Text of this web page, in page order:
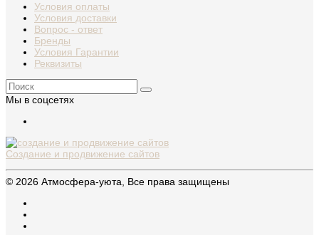
Условия оплаты
Условия доставки
Вопрос - ответ
Бренды
Условия Гарантии
Реквизиты
Мы в соцсетях
Создание и продвижение сайтов
© 2026 Атмосфера-уюта, Все права защищены